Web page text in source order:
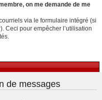
on me demande de me
via le formulaire intégré (si
Ceci pour empêcher l’utilisation
de messages